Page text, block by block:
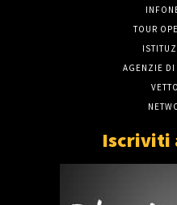
TOUR
AGENZIE
Iscriviti